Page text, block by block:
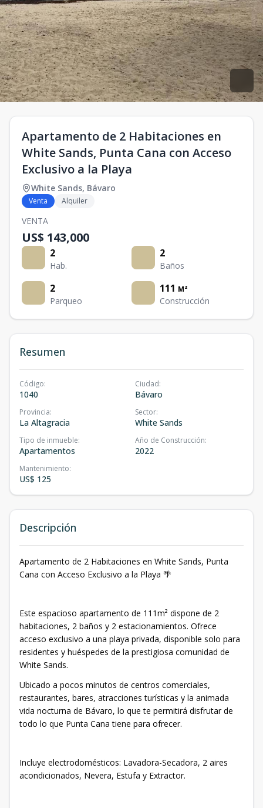
Apartamento de 2 Habitaciones en
White Sands, Punta Cana con Acceso
Exclusivo a la Playa
White Sands, Bávaro
Venta Alquiler
VENTA
US$ 143,000
2
Hab.
2
Baños
2
Parqueo
111 M²
Construcción
Resumen
Código:
1040
Ciudad:
Bávaro
Provincia:
La Altagracia
Sector:
White Sands
Tipo de inmueble:
Apartamentos
Año de Construcción:
2022
Mantenimiento:
US$ 125
Descripción
Apartamento de 2 Habitaciones en White Sands, Punta
Cana con Acceso Exclusivo a la Playa 🌴
Este espacioso apartamento de 111m² dispone de 2
habitaciones, 2 baños y 2 estacionamientos. Ofrece
acceso exclusivo a una playa privada, disponible solo para
residentes y huéspedes de la prestigiosa comunidad de
White Sands.
Ubicado a pocos minutos de centros comerciales,
restaurantes, bares, atracciones turísticas y la animada
vida nocturna de Bávaro, lo que te permitirá disfrutar de
todo lo que Punta Cana tiene para ofrecer.
Incluye electrodomésticos: Lavadora-Secadora, 2 aires
acondicionados, Nevera, Estufa y Extractor.